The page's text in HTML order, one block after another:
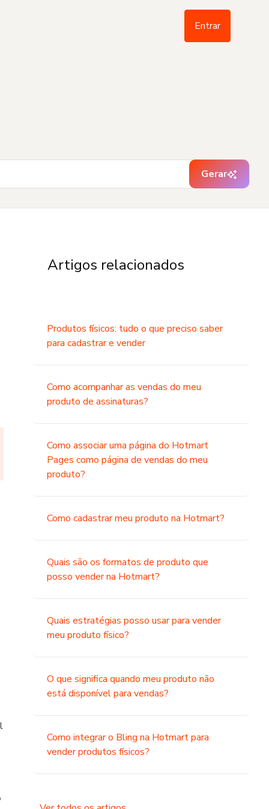
Entrar
Gerar
Artigos relacionados
Produtos físicos: tudo o que preciso saber
para cadastrar e vender
Como acompanhar as vendas do meu
produto de assinaturas?
Como associar uma página do Hotmart
Pages como página de vendas do meu
produto?
Como cadastrar meu produto na Hotmart?
Quais são os formatos de produto que
posso vender na Hotmart?
Quais estratégias posso usar para vender
meu produto físico?
O que significa quando meu produto não
está disponível para vendas?
Como integrar o Bling na Hotmart para
vender produtos físicos?